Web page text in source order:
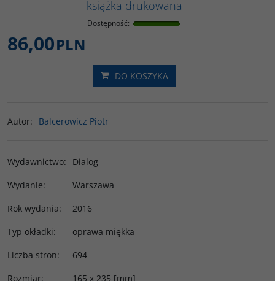
książka drukowana
Dostępność:
86,00PLN
DO KOSZYKA
Autor: Balcerowicz Piotr
Wydawnictwo:
Dialog
Wydanie:
Warszawa
Rok wydania:
2016
Typ okładki:
oprawa miękka
Liczba stron:
694
Rozmiar:
165 x 235 [mm]